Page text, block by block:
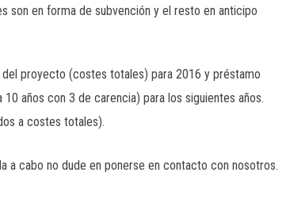
son en forma de subvención y el resto en anticipo
proyecto (costes totales) para 2016 y préstamo
años con 3 de carencia) para los siguientes años.
a costes totales).
a cabo no dude en ponerse en contacto con nosotros.